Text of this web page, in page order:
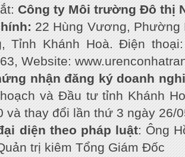
Công ty Môi trường Đô thị
22 Hùng Vương, Phường
Tỉnh Khánh Hoà. Điện
Website:
nhận đăng ký doanh
và Đầu tư tỉnh Khánh
và thay đổi lần thứ 3 ngày 26/
diện theo pháp luật: Ông
trị kiêm Tổng Giám Đốc